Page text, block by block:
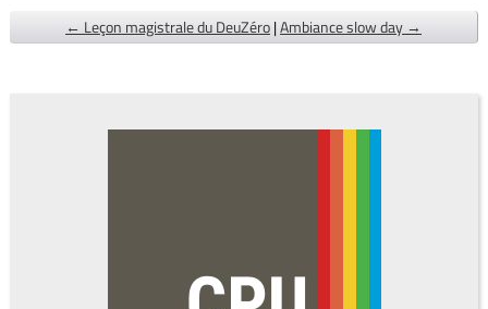
← Leçon magistrale du DeuZéro|Ambiance slow day →